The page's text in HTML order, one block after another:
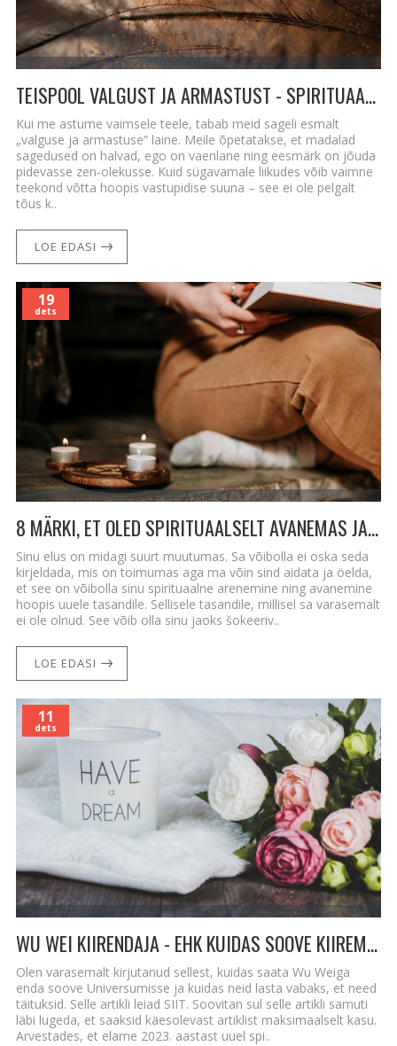
TEISPOOL VALGUST JA ARMASTUST - SPIRITUAALNE VARJATUD ARMASTUS
Kui me astume vaimsele teele, tabab meid sageli esmalt
„valguse ja armastuse“ laine. Meile õpetatakse, et madalad
sagedused on halvad, ego on vaenlane ning eesmärk on jõuda
pidevasse zen-olekusse. Kuid sügavamale liikudes võib vaimne
teekond võtta hoopis vastupidise suuna – see ei ole pelgalt
tõus k..
LOE EDASI
19
dets
8 MÄRKI, ET OLED SPIRITUAALSELT AVANEMAS JA UUELE TASANDILE LIIKUMAS
Sinu elus on midagi suurt muutumas. Sa võibolla ei oska seda
kirjeldada, mis on toimumas aga ma võin sind aidata ja öelda,
et see on võibolla sinu spirituaalne arenemine ning avanemine
hoopis uuele tasandile. Sellisele tasandile, millisel sa varasemalt
ei ole olnud. See võib olla sinu jaoks šokeeriv..
LOE EDASI
11
dets
WU WEI KIIRENDAJA - EHK KUIDAS SOOVE KIIREMINI UNIVERSUMISSE SAATA
Olen varasemalt kirjutanud sellest, kuidas saata Wu Weiga
enda soove Universumisse ja kuidas neid lasta vabaks, et need
täituksid. Selle artikli leiad SIIT. Soovitan sul selle artikli samuti
läbi lugeda, et saaksid käesolevast artiklist maksimaalselt kasu.
Arvestades, et elame 2023. aastast uuel spi..